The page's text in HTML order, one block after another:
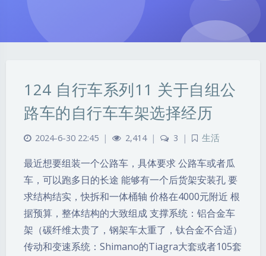
124 自行车系列11 关于自组公
路车的自行车车架选择经历
2024-6-30 22:45 | 2,414 | 3 | 生活
最近想要组装一个公路车，具体要求 公路车或者瓜
车，可以跑多日的长途 能够有一个后货架安装孔 要
求结构结实，快拆和一体桶轴 价格在4000元附近 根
据预算，整体结构的大致组成 支撑系统：铝合金车
架（碳纤维太贵了，钢架车太重了，钛合金不合适）
传动和变速系统：Shimano的Tiagra大套或者105套